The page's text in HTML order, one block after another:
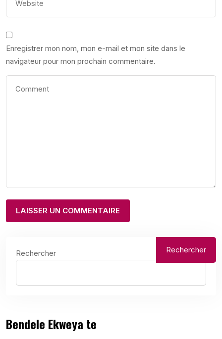
Enregistrer mon nom, mon e-mail et mon site dans le
navigateur pour mon prochain commentaire.
Rechercher Rechercher
Bendele Ekweya te